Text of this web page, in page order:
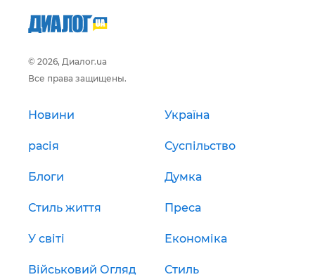
© 2026, Диалог.ua
Все права защищены.
Новини Україна
расія Суспільство
Блоги Думка
Стиль життя Преса
У світі Економіка
Військовий Огляд Стиль